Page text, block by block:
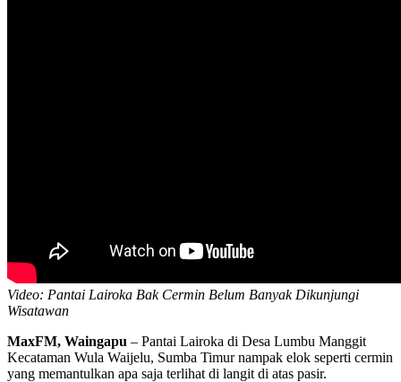
Video: Pantai Lairoka Bak Cermin Belum Banyak Dikunjungi
Wisatawan
MaxFM, Waingapu – Pantai Lairoka di Desa Lumbu Manggit
Kecataman Wula Waijelu, Sumba Timur nampak elok seperti cermin
yang memantulkan apa saja terlihat di langit di atas pasir.